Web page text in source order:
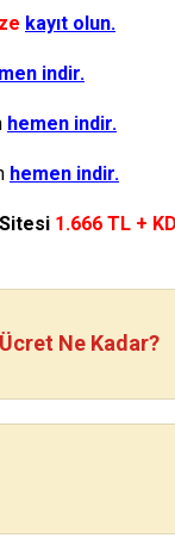
kayıt olun.
indir.
hemen indir.
hemen indir.
1.666 TL +
Ne Kadar?